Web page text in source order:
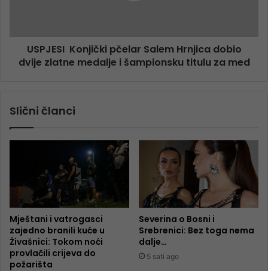
USPJESI Konjički pčelar Salem Hrnjica dobio
dvije zlatne medalje i šampionsku titulu za med
Slični članci
Mještani i vatrogasci
zajedno branili kuće u
Živašnici: Tokom noći
provlačili crijeva do
požarišta
Severina o Bosni i
Srebrenici: Bez toga nema
dalje…
5 sati ago